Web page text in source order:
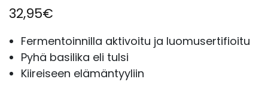
32,95€
Fermentoinnilla aktivoitu ja luomusertifioitu
Pyhä basilika eli tulsi
Kiireiseen elämäntyyliin